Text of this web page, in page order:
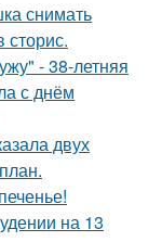
снимать
сторис.
- 38-летняя
с днём
двух
на 13